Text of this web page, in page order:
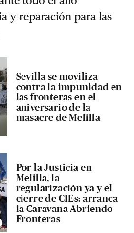
y reparación para las
Sevilla se moviliza
contra la impunidad en
las fronteras en el
aniversario de la
masacre de Melilla
Por la Justicia en
Melilla, la
regularización ya y el
cierre de CIEs: arranca
la Caravana Abriendo
Fronteras